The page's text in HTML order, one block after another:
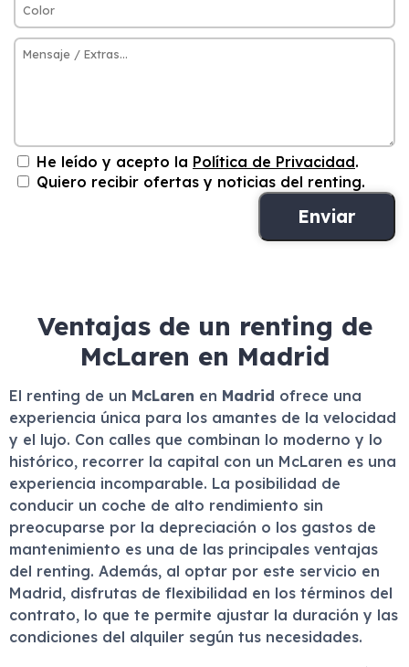
He leído y acepto la Política de Privacidad.
Quiero recibir ofertas y noticias del renting.
Ventajas de un renting de
McLaren en Madrid
El renting de un McLaren en Madrid ofrece una
experiencia única para los amantes de la velocidad
y el lujo. Con calles que combinan lo moderno y lo
histórico, recorrer la capital con un McLaren es una
experiencia incomparable. La posibilidad de
conducir un coche de alto rendimiento sin
preocuparse por la depreciación o los gastos de
mantenimiento es una de las principales ventajas
del renting. Además, al optar por este servicio en
Madrid, disfrutas de flexibilidad en los términos del
contrato, lo que te permite ajustar la duración y las
condiciones del alquiler según tus necesidades.